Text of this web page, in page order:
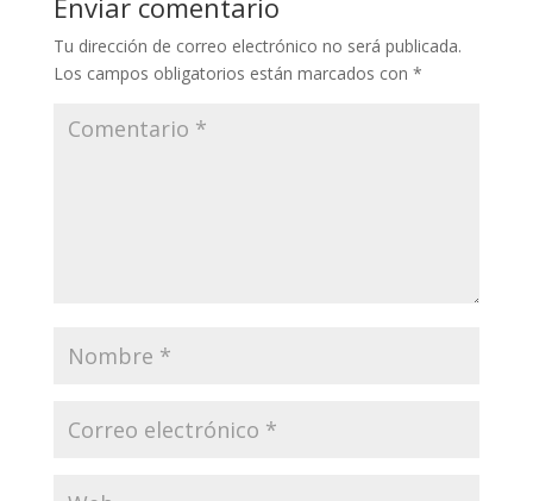
Tu dirección de correo electrónico no será publicada.
Los campos obligatorios están marcados con *